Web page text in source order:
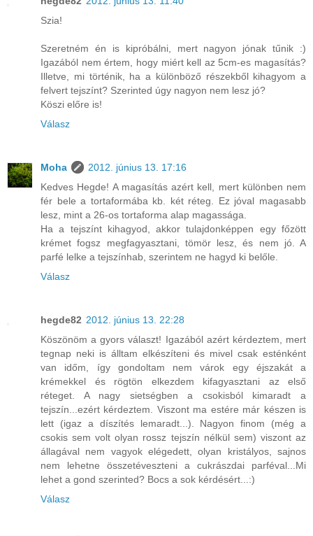
Szia!
Szeretném én is kipróbálni, mert nagyon jónak tűnik :)
Igazából nem értem, hogy miért kell az 5cm-es magasítás?
Illetve, mi történik, ha a különböző részekből kihagyom a
felvert tejszínt? Szerinted úgy nagyon nem lesz jó?
Köszi előre is!
Válasz
Moha
2012. június 13. 17:16
Kedves Hegde! A magasítás azért kell, mert különben nem
fér bele a tortaformába kb. két réteg. Ez jóval magasabb
lesz, mint a 26-os tortaforma alap magassága.
Ha a tejszínt kihagyod, akkor tulajdonképpen egy főzött
krémet fogsz megfagyasztani, tömör lesz, és nem jó. A
parfé lelke a tejszínhab, szerintem ne hagyd ki belőle.
Válasz
hegde82 2012. június 13. 22:28
Köszönöm a gyors választ! Igazából azért kérdeztem, mert
tegnap neki is álltam elkészíteni és mivel csak esténként
van időm, így gondoltam nem várok egy éjszakát a
krémekkel és rögtön elkezdem kifagyasztani az első
réteget. A nagy sietségben a csokisból kimaradt a
tejszín...ezért kérdeztem. Viszont ma estére már készen is
lett (igaz a díszítés lemaradt...). Nagyon finom (még a
csokis sem volt olyan rossz tejszín nélkül sem) viszont az
állagával nem vagyok elégedett, olyan kristályos, sajnos
nem lehetne összetéveszteni a cukrászdai parféval...Mi
lehet a gond szerinted? Bocs a sok kérdésért...:)
Válasz